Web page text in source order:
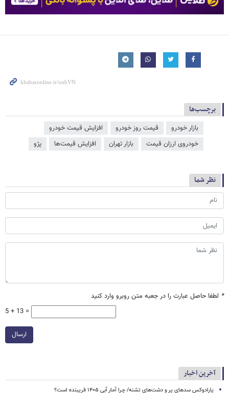
برچسب‌ها
بازار خودرو قیمت روز خودرو
افزایش قیمت خودرو
خودروی ارزان قیمت
بازار تهران افزایش قیمت‌ها پژو
نظر شما
* لطفا حاصل عبارت را در جعبه متن روبرو وارد کنید
5 + 13 =
ارسال
آخرین اخبار
پارادوکس سدهای پر و دشت‌های تشنه/ چرا آمار آبی ۱۴۰۵ فریبنده است؟